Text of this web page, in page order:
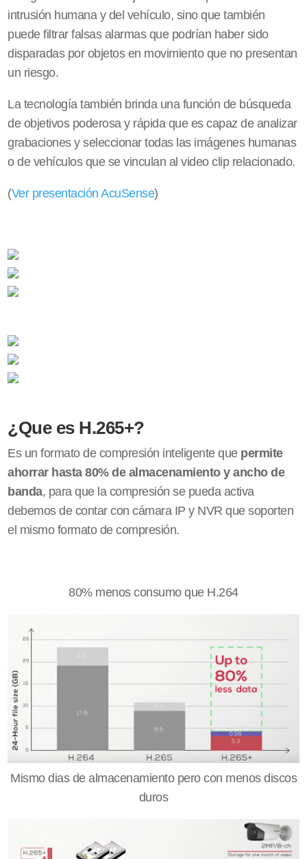
intrusión humana y del vehículo, sino que también
puede filtrar falsas alarmas que podrían haber sido
disparadas por objetos en movimiento que no presentan
un riesgo.
La tecnología también brinda una función de búsqueda
de objetivos poderosa y rápida que es capaz de analizar
grabaciones y seleccionar todas las imágenes humanas
o de vehículos que se vinculan al video clip relacionado.
(Ver presentación AcuSense)
¿Que es H.265+?
Es un formato de compresión inteligente que permite
ahorrar hasta 80% de almacenamiento y ancho de
banda, para que la compresión se pueda activa
debemos de contar con cámara IP y NVR que soporten
el mismo formato de compresión.
80% menos consumo que H.264
Mismo dias de almacenamiento pero con menos discos
duros